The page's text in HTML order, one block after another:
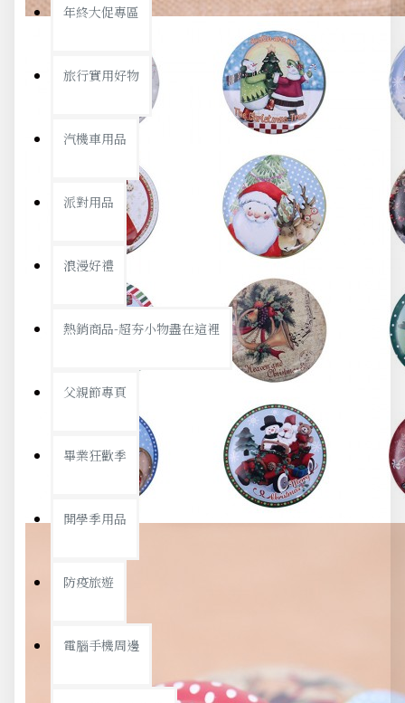
年終大促專區
旅行實用好物
汽機車用品
派對用品
浪漫好禮
熱銷商品-超夯小物盡在這裡
父親節專頁
畢業狂歡季
開學季用品
防疫旅遊
電腦手機周邊